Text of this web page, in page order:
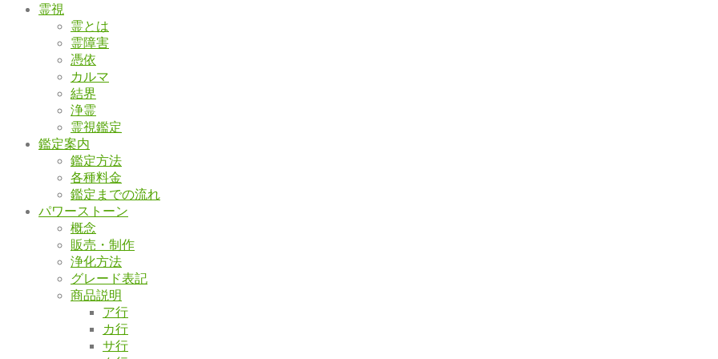
霊視
霊とは
霊障害
憑依
カルマ
結界
浄霊
霊視鑑定
鑑定案内
鑑定方法
各種料金
鑑定までの流れ
パワーストーン
概念
販売・制作
浄化方法
グレード表記
商品説明
ア行
カ行
サ行